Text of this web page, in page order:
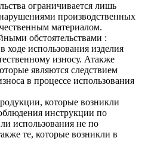
ограничивается лишь
производственных
материалом.
обстоятельствами :
ходе использования изделия
износу. Атакже
являются следствием
в процессе использования
которые возникли
инструкции по
использования не по
те, которые возникли в